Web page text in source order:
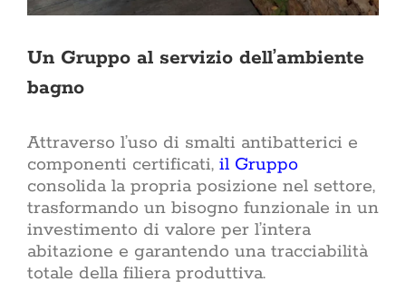
Un Gruppo al servizio dell’ambiente
bagno
Attraverso l’uso di smalti antibatterici e
componenti certificati, il Gruppo
consolida la propria posizione nel settore,
trasformando un bisogno funzionale in un
investimento di valore per l’intera
abitazione e garantendo una tracciabilità
totale della filiera produttiva.